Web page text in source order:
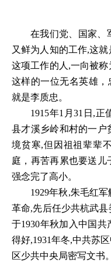
在我们党、国家、
又鲜为人知的工作,这
这项工作的人,一向被
这样的一位无名英雄
就是李质忠。
1915年1月31日,正
县才溪乡岭和村的一户
境贫寒,但因祖祖辈辈
庭，再苦再累也要送儿
强念完了高小。
1929年秋,朱毛红军
革命,先后任少共杭武
于1930年秋加入中国
得好,1931年冬,中共苏
区少共中央局密写文书。